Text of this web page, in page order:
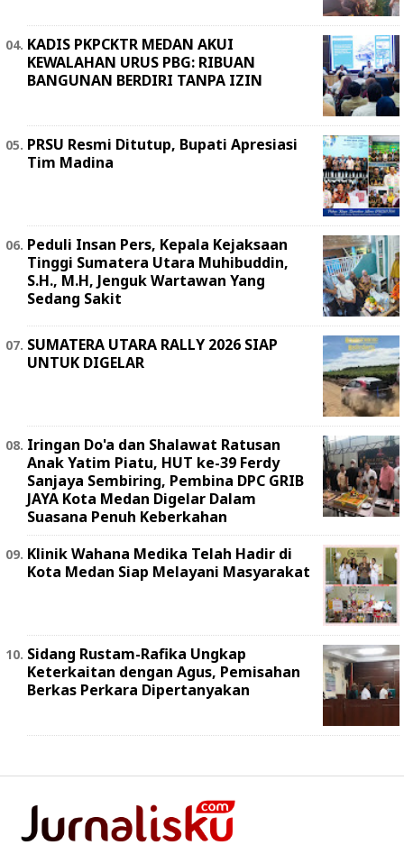
KADIS PKPCKTR MEDAN AKUI
KEWALAHAN URUS PBG: RIBUAN
BANGUNAN BERDIRI TANPA IZIN
PRSU Resmi Ditutup, Bupati Apresiasi
Tim Madina
Peduli Insan Pers, Kepala Kejaksaan
Tinggi Sumatera Utara Muhibuddin,
S.H., M.H, Jenguk Wartawan Yang
Sedang Sakit
SUMATERA UTARA RALLY 2026 SIAP
UNTUK DIGELAR
Iringan Do'a dan Shalawat Ratusan
Anak Yatim Piatu, HUT ke-39 Ferdy
Sanjaya Sembiring, Pembina DPC GRIB
JAYA Kota Medan Digelar Dalam
Suasana Penuh Keberkahan
Klinik Wahana Medika Telah Hadir di
Kota Medan Siap Melayani Masyarakat
Sidang Rustam-Rafika Ungkap
Keterkaitan dengan Agus, Pemisahan
Berkas Perkara Dipertanyakan